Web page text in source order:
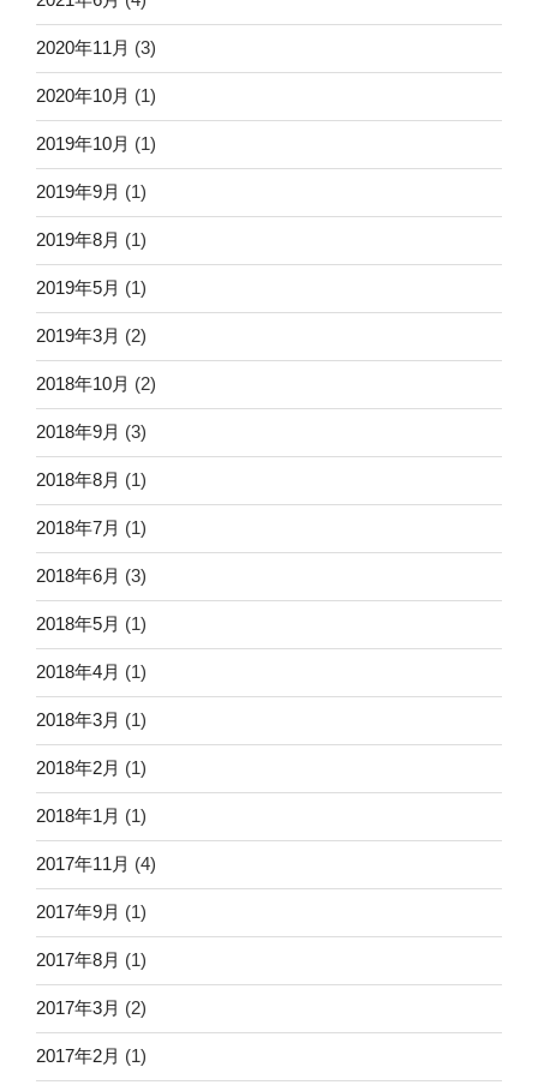
2020年11月 (3)
2020年10月 (1)
2019年10月 (1)
2019年9月 (1)
2019年8月 (1)
2019年5月 (1)
2019年3月 (2)
2018年10月 (2)
2018年9月 (3)
2018年8月 (1)
2018年7月 (1)
2018年6月 (3)
2018年5月 (1)
2018年4月 (1)
2018年3月 (1)
2018年2月 (1)
2018年1月 (1)
2017年11月 (4)
2017年9月 (1)
2017年8月 (1)
2017年3月 (2)
2017年2月 (1)